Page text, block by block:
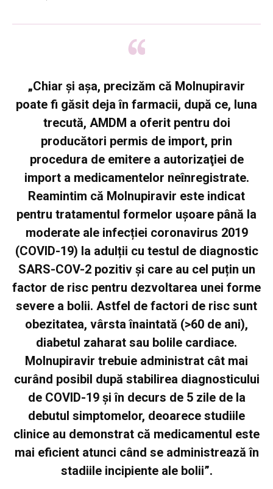
„Chiar și așa, precizăm că Molnupiravir
poate fi găsit deja în farmacii, după ce, luna
trecută, AMDM a oferit pentru doi
producători permis de import, prin
procedura de emitere a autorizaţiei de
import a medicamentelor neînregistrate.
Reamintim că Molnupiravir este indicat
pentru tratamentul formelor ușoare până la
moderate ale infecției coronavirus 2019
(COVID-19) la adulții cu testul de diagnostic
SARS-COV-2 pozitiv și care au cel puțin un
factor de risc pentru dezvoltarea unei forme
severe a bolii. Astfel de factori de risc sunt
obezitatea, vârsta înaintată (>60 de ani),
diabetul zaharat sau bolile cardiace.
Molnupiravir trebuie administrat cât mai
curând posibil după stabilirea diagnosticului
de COVID-19 și în decurs de 5 zile de la
debutul simptomelor, deoarece studiile
clinice au demonstrat că medicamentul este
mai eficient atunci când se administrează în
stadiile incipiente ale bolii”.